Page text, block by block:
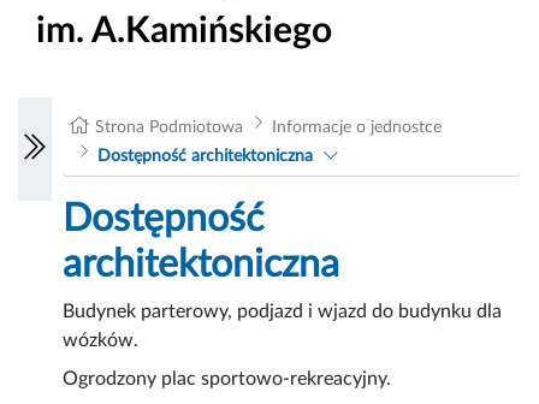
im. A.Kamińskiego
Strona Podmiotowa
Informacje o jednostce
Dostępność architektoniczna
Dostępność
architektoniczna
Budynek parterowy, podjazd i wjazd do budynku dla
wózków.
Ogrodzony plac sportowo-rekreacyjny.